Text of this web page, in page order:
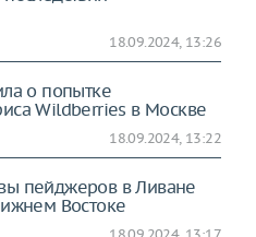
18.09.2024, 13:26
о попытке
Wildberries в Москве
18.09.2024, 13:22
пейджеров в Ливане
Востоке